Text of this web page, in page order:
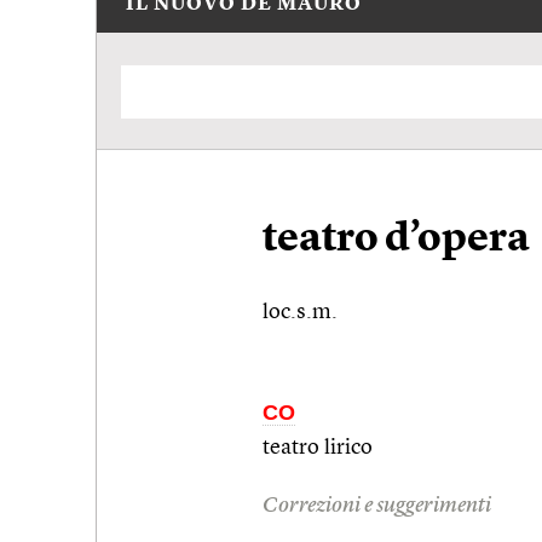
IL NUOVO DE MAURO
teatro d’opera
loc.s.m.
CO
teatro lirico
Correzioni e suggerimenti